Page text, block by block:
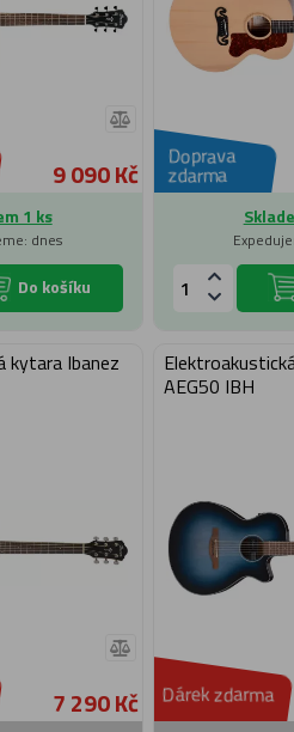
9 090 Kč
1 ks
dnes
Do košíku
Doprava
zdarma
kytara Ibanez
7 290 Kč
AEG50 IBH
Dárek zdarma